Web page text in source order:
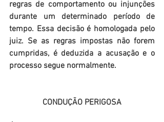
regras de comportamento ou injunções
durante um determinado período de
tempo. Essa decisão é homologada pelo
juiz. Se as regras impostas não forem
cumpridas, é deduzida a acusação e o
processo segue normalmente.
CONDUÇÃO PERIGOSA